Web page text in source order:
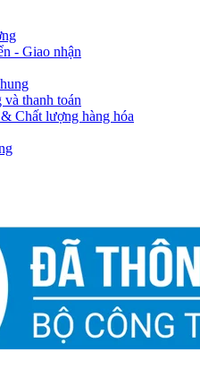
- Giao nhận
thanh toán
Chất lượng hàng hóa